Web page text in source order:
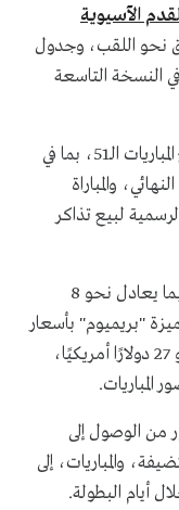
الآسيوية
نحو اللقب، وجدول
النسخة التاسعة
وسيتمكن المشجعون من شراء تذاكر جميع المباريات الـ51، بما في
والمباراة
لبيع تذاكر
وتبدأ أسعار التذاكر من 30 ريالًا سعوديًا، بما يعادل نحو 8
"بريميوم" بأسعار
تبدأ من 100 ريال سعودي، بما يعادل نحو 27 دولارًا أمريكيًا،
المباريات.
من الوصول إلى
والمباريات، إلى
أيام البطولة.